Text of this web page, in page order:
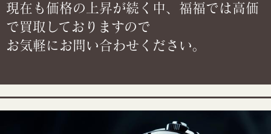
現在も価格の上昇が続く中、福福では高価
で買取しておりますので
お気軽にお問い合わせください。